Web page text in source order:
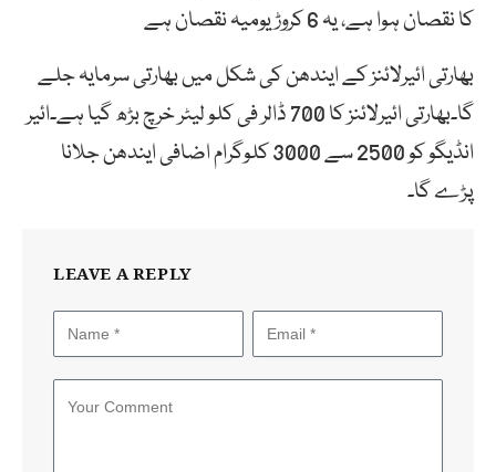
کا نقصان ہوا ہے، یہ 6 کروڑ یومیہ نقصان ہے
بھارتی ائیرلائنز کے ایندھن کی شکل میں بھارتی سرمایہ جلے
گا۔بھارتی ائیرلائنز کا 700 ڈالر فی کلو لیٹر خرچ بڑھ گیا ہے۔ائیر
انڈیگو کو 2500 سے 3000 کلوگرام اضافی ایندھن جلانا
پڑے گا۔
LEAVE A REPLY